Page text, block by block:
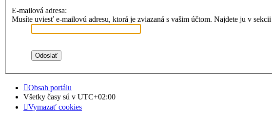
E-mailová adresa:
Musíte uviesť e-mailovú adresu, ktorá je zviazaná s vašim účtom. Najdete ju v
Obsah portálu
Všetky časy sú v UTC+02:00
Vymazať cookies